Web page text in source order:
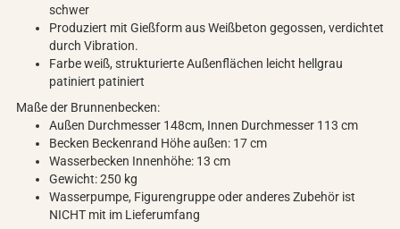
schwer
Produziert mit Gießform aus Weißbeton gegossen, verdichtet
durch Vibration.
Farbe weiß, strukturierte Außenflächen leicht hellgrau
patiniert patiniert
Maße der Brunnenbecken:
Außen Durchmesser 148cm, Innen Durchmesser 113 cm
Becken Beckenrand Höhe außen: 17 cm
Wasserbecken Innenhöhe: 13 cm
Gewicht: 250 kg
Wasserpumpe, Figurengruppe oder anderes Zubehör ist
NICHT mit im Lieferumfang